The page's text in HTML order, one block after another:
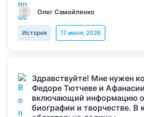
Олег Самойленко
История 17 июня, 2026
Здравствуйте! Мне нужен
Федоре Тютчеве и
включающий информацию о
биографии и творчестве. В